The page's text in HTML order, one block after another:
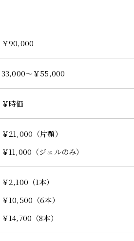
￥90,000
33,000～￥55,000
￥時価
￥21,000（片顎）
￥11,000（ジェルのみ）
￥2,100（1本）
￥10,500（6本）
￥14,700（8本）